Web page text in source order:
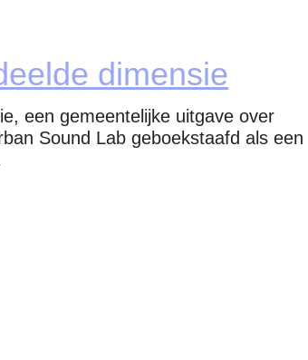
dimensie
een gemeentelijke uitgave over
Sound Lab geboekstaafd als een